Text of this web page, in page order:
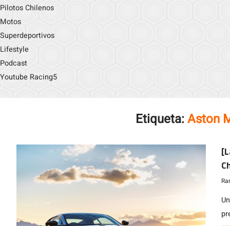
Pilotos Chilenos
Motos
Superdeportivos
Lifestyle
Podcast
Youtube Racing5
Etiqueta:Aston